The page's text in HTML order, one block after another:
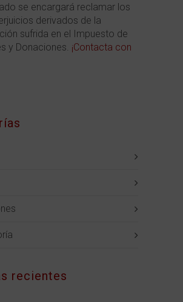
se encargará reclamar los
derivados de la
sufrida en el Impuesto de
y Donaciones. ¡Contacta con
recientes